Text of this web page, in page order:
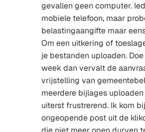
gevallen geen computer.
mobiele telefoon, maar
belastingaangifte maar
Om een uitkering of
je bestanden uploaden.
week dan vervalt de
vrijstelling van
meerdere bijlages
uiterst frustrerend. Ik kom
ongeopende post uit de